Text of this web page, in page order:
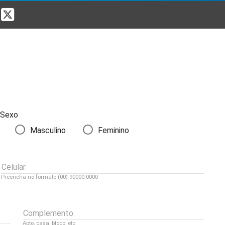
Sexo
Masculino
Feminino
Celular
Preencha no formato (00) 90000-0000
Complemento
Apto, casa, bloco, etc